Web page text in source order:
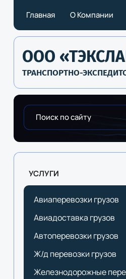
Главная О Компании
ООО
ТРАНСПОРТНО-
УСЛУГИ
Авиаперевозки грузов
Авиадоставка грузов
Автоперевозки грузов
Ж/д перевозки грузов
Железнодорожные